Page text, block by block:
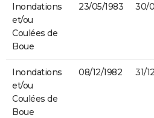
Inondations
et/ou
Coulées de
Boue
23/05/1983 30/
Inondations
et/ou
Coulées de
Boue
08/12/1982 31/